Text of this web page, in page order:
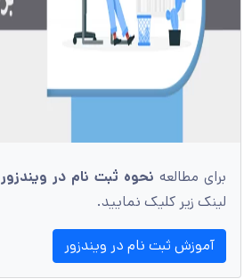
برای مطالعه نحوه ثبت نام در ویندزور
لینک زیر کلیک نمایید.
آموزش ثبت نام در ویندزور